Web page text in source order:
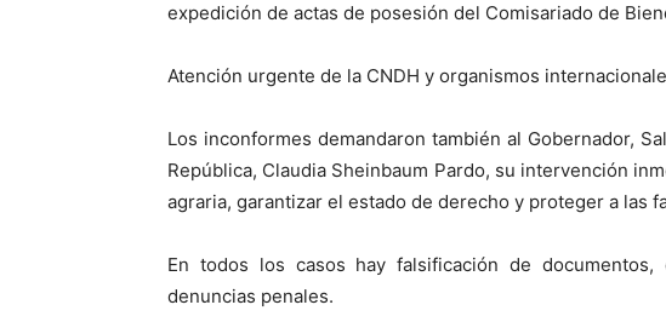
expedición de actas de posesión del Comisariado de
Atención urgente de la CNDH y organismos
Los inconformes demandaron también al Gobernador,
República, Claudia Sheinbaum Pardo, su intervención
agraria, garantizar el estado de derecho y proteger a las
En todos los casos hay falsificación de
denuncias penales.